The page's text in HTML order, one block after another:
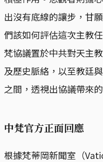
出沒有底線的讓步，甘
們該如何評估這次主教
梵協議置於中共對天主
及歷史脈絡，以至教廷
之間，透視出協議帶來
中梵官方正面回應
根據梵蒂岡新聞室（